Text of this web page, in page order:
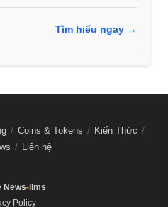
Tìm hiểu ngay →
Coins & Tokens
Kiến Thức
Liên hệ
News-llms
Policy